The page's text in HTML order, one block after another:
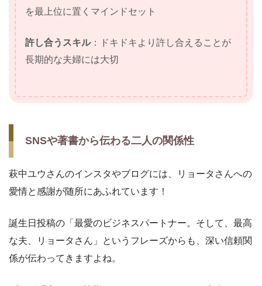
を最上位に置くマインドセット
許し合うスキル：ドキドキより許し合えることが
長期的な夫婦には大切
SNSや著書から伝わる二人の関係性
萩中ユウさんのインスタやブログには、リョータさんへの
愛情と感謝が随所にあふれています！
誕生日投稿の「最愛のビジネスパートナー。そして、最高
な夫、リョータさん」というフレーズからも、深い信頼関
係が伝わってきますよね。